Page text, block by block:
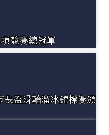
競賽總冠軍
盃滑輪溜冰錦標賽頒